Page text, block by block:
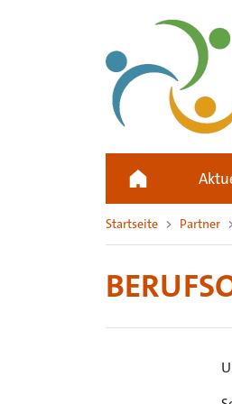
Startseite Partner